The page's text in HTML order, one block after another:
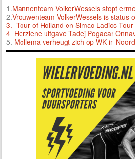
1.Mannenteam VolkerWessels stopt
2.Vrouwenteam VolkerWessels is status
3. Tour of Holland en Simac Ladies
4 Herziene uitgave Tadej Pogacar
5. Mollema verheugt zich op WK in